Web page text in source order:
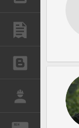
БЛОГИ
РАБОТА
REN